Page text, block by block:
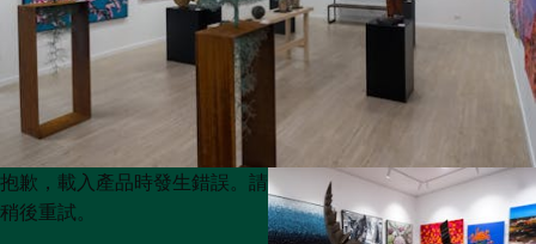
Product
List
Product
List
抱歉，載入產品時發生錯誤。請
稍後重試。